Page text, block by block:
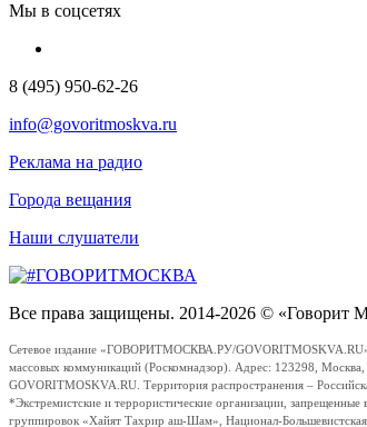
Мы в соцсетях
8 (495) 950-62-26
info@govoritmoskva.ru
Реклама на радио
Города вещания
Наши слушатели
Все права защищены. 2014-2026 © «Говорит
Сетевое издание «ГОВОРИТМОСКВА.РУ/GOVORITMOSKVA.RU».
массовых коммуникаций (Роскомнадзор). Адрес: 123298,
GOVORITMOSKVA.RU. Территория распространения –
*Экстремистские и террористические организации,
группировок «Хайят Тахрир аш-Шам», Национал-